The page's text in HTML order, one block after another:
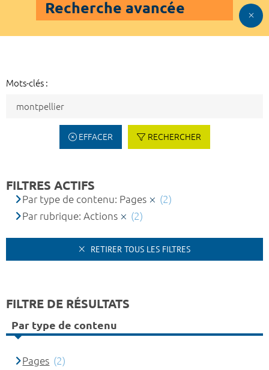
Recherche avancée
Mots-clés :
EFFACER RECHERCHER
FILTRES ACTIFS
Par type de contenu: Pages
(2)
Par rubrique: Actions
(2)
RETIRER TOUS LES FILTRES
FILTRE DE RÉSULTATS
Par type de contenu
Pages (2)